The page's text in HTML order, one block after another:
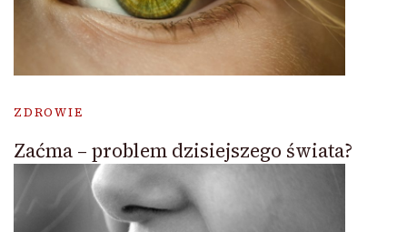
ZDROWIE
Zaćma – problem dzisiejszego świata?